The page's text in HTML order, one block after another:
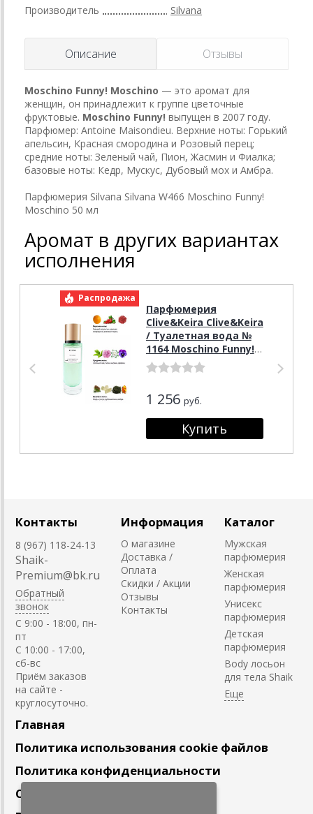
Производитель Silvana
Описание Отзывы
Moschino Funny! Moschino — это аромат для
женщин, он принадлежит к группе цветочные
фруктовые. Moschino Funny! выпущен в 2007 году.
Парфюмер: Antoine Maisondieu. Верхние ноты: Горький
апельсин, Красная смородина и Розовый перец;
средние ноты: Зеленый чай, Пион, Жасмин и Фиалка;
базовые ноты: Кедр, Мускус, Дубовый мох и Амбра.
Парфюмерия Silvana Silvana W466 Moschino Funny!
Moschino 50 мл
Аромат в других вариантах
исполнения
Распродажа
Парфюмерия
Clive&Keira Clive&Keira
/ Туалетная вода №
1164 Moschino Funny!
Moschino 30 ml
1 256 руб.
Контакты
8 (967) 118-24-13
Shaik-
Premium@bk.ru
Обратный
звонок
C 9:00 - 18:00, пн-
пт
С 10:00 - 17:00,
сб-вс
Приём заказов
на сайте -
круглосуточно.
Информация
О магазине
Доставка /
Оплата
Скидки / Акции
Отзывы
Контакты
Каталог
Мужская
парфюмерия
Женская
парфюмерия
Унисекс
парфюмерия
Детская
парфюмерия
Body лосьон
для тела Shaik
Главная
Политика использования cookie файлов
Политика конфиденциальности
Сотрудничество